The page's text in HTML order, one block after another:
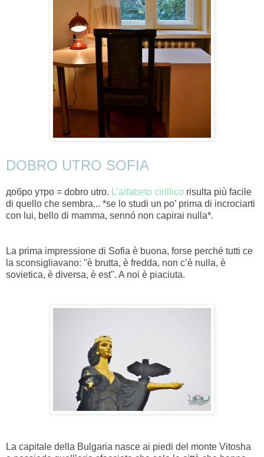
DOBRO UTRO SOFIA
добро утро = dobro utro. L’alfabeto cirillico risulta più facile
di quello che sembra... *se lo studi un po’ prima di incrociarti
con lui, bello di mamma, sennó non capirai nulla*.
La prima impressione di Sofia è buona, forse perché tutti ce
la sconsigliavano: "è brutta, è fredda, non c’è nulla, è
sovietica, è diversa, è est". A noi è piaciuta.
La capitale della Bulgaria nasce ai piedi del monte Vitosha